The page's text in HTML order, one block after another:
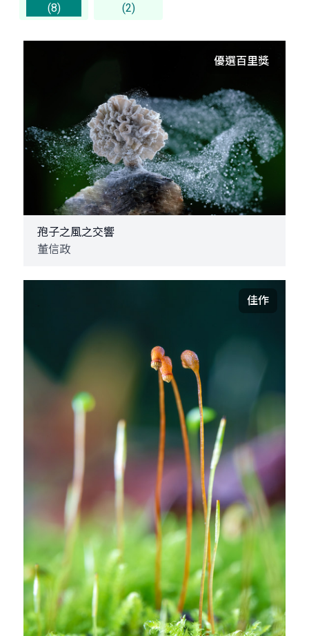
(8)
(2)
優選百里獎
孢子之風之交響
董信政
佳作